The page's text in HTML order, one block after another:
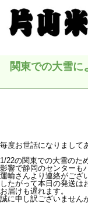
関東での大雪に
毎度お世話になりまして
1/22の関東での大雪のた
影響で静岡のセンターも
運輸さんより連絡がござ
したがって本日の発送は
お届けも遅れます。
誠に申し訳ございません